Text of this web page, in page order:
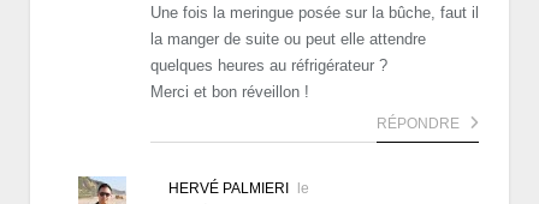
Une fois la meringue posée sur la bûche, faut il
la manger de suite ou peut elle attendre
quelques heures au réfrigérateur ?
Merci et bon réveillon !
RÉPONDRE
HERVÉ PALMIERI
le